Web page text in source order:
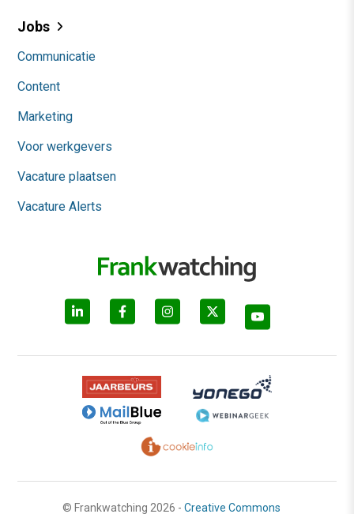
Jobs
Communicatie
Content
Marketing
Voor werkgevers
Vacature plaatsen
Vacature Alerts
© Frankwatching 2026 - Creative Commons